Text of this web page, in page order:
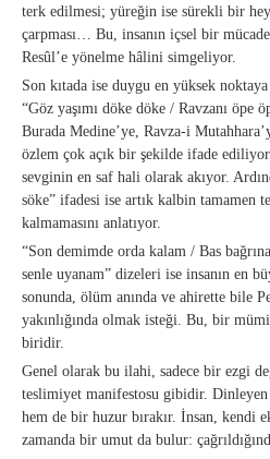
terk edilmesi; yüreğin ise sürekli bir
çarpması… Bu, insanın içsel bir
Resûl’e yönelme hâlini simgeliyor.
Son kıtada ise duygu en yüksek noktaya
“Göz yaşımı döke döke / Ravzanı öpe
Burada Medine’ye, Ravza-i
özlem çok açık bir şekilde ifade
sevginin en saf hali olarak akıyor.
söke” ifadesi ise artık kalbin tamamen
kalmamasını anlatıyor.
“Son demimde orda kalam / Bas
senle uyanam” dizeleri ise insanın en
sonunda, ölüm anında ve ahirette bile
yakınlığında olmak isteği. Bu, bir
biridir.
Genel olarak bu ilahi, sadece bir ezgi
teslimiyet manifestosu gibidir.
hem de bir huzur bırakır. İnsan, kendi
zamanda bir umut da bulur: